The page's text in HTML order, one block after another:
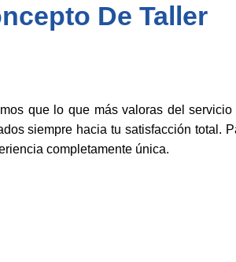
De Taller
que lo que más valoras del
siempre hacia tu satisfacción total.
completamente única.